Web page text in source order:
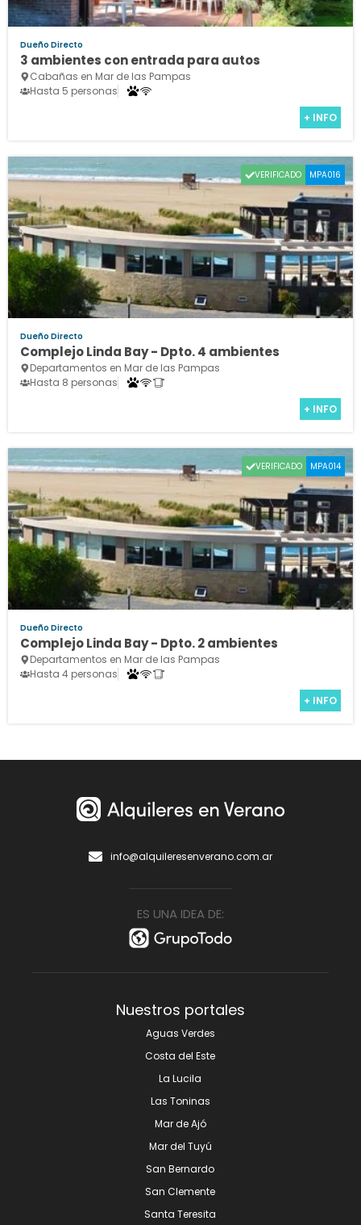
Dueño Directo
3 ambientes con entrada para autos
Cabañas en Mar de las Pampas
Hasta 5 personas
+ INFO
VERIFICADO MPA016
Dueño Directo
Complejo Linda Bay - Dpto. 4 ambientes
Departamentos en Mar de las Pampas
Hasta 8 personas
+ INFO
VERIFICADO MPA014
Dueño Directo
Complejo Linda Bay - Dpto. 2 ambientes
Departamentos en Mar de las Pampas
Hasta 4 personas
+ INFO
info@alquileresenverano.com.ar
ES UNA IDEA DE:
Nuestros portales
Aguas Verdes
Costa del Este
La Lucila
Las Toninas
Mar de Ajó
Mar del Tuyú
San Bernardo
San Clemente
Santa Teresita